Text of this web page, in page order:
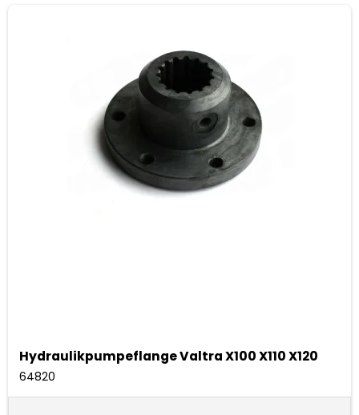
Hydraulikpumpeflange Valtra X100 X110 X120
64820